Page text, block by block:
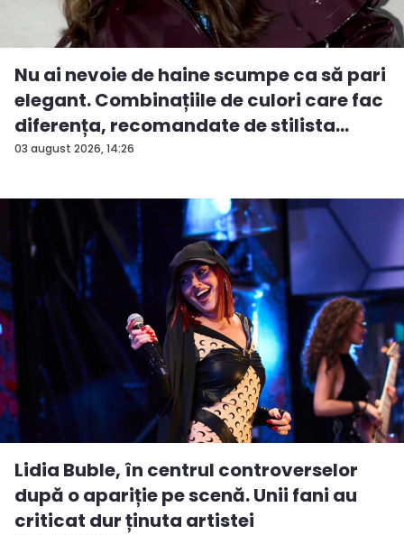
03 august 2026, 14:26
Nu ai nevoie de haine scumpe ca să pari
elegant. Combinațiile de culori care fac
diferența, recomandate de stilista
And...
Lidia Buble, în centrul controverselor
după o apariție pe scenă. Unii fani au
criticat dur ținuta artistei